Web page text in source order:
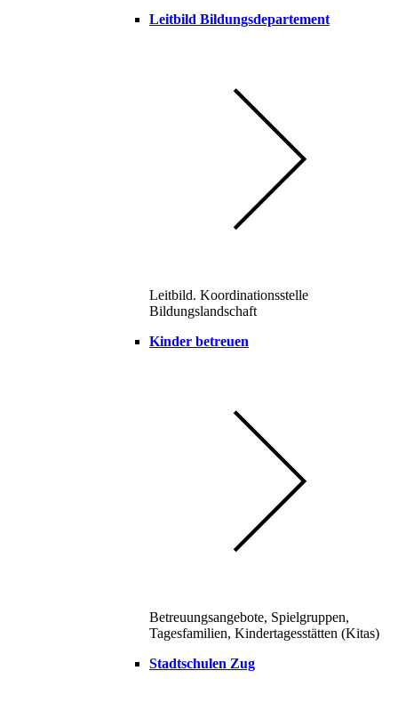
Leitbild Bildungsdepartement
Leitbild. Koordinationsstelle
Bildungslandschaft
Kinder betreuen
Betreuungsangebote, Spielgruppen,
Tagesfamilien, Kindertagesstätten (Kitas)
Stadtschulen Zug